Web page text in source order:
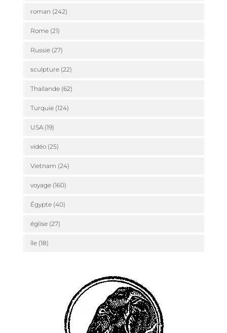
roman (242)
Rome(21)
Russie(27)
sculpture(22)
Thaïlande(62)
Turquie(124)
USA(19)
vidéo(25)
Vietnam (24)
voyage(160)
Égypte(40)
église(27)
île(18)